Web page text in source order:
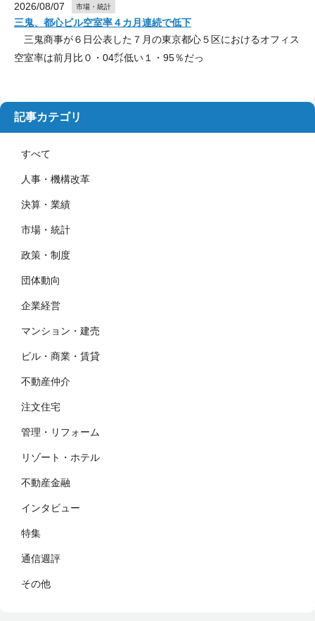
2026/08/07 市場・統計
三鬼、都心ビル空室率４カ月連続で低下
三鬼商事が６日公表した７月の東京都心５区におけるオフィス
空室率は前月比０・04㌽低い１・95％だっ
記事カテゴリ
すべて
人事・機構改革
決算・業績
市場・統計
政策・制度
団体動向
企業経営
マンション・建売
ビル・商業・賃貸
不動産仲介
注文住宅
管理・リフォーム
リゾート・ホテル
不動産金融
インタビュー
特集
通信週評
その他